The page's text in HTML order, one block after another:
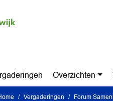
Overzichten
Vergaderingen Forum